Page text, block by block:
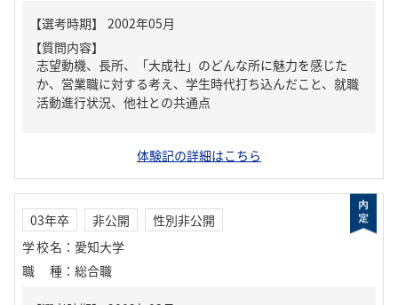
【質問内容】
志望動機、長所、「大成社」のどんな所に魅力を感じた
か、営業職に対する考え、学生時代打ち込んだこと、就職
活動進行状況、他社との共通点
体験記の詳細はこちら
03年卒 非公開
性別非公開
学校名 ： 愛知大学
職種 ： 総合職